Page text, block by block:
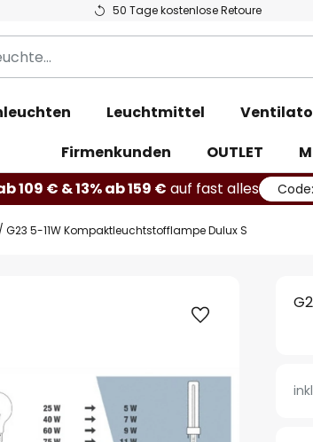
50 Tage kostenlose Retoure
Leuchtmittel
Firmenkunden
OUTLET
109 € & 13% ab 159 € auf fast alles Code:
G23 5-11W Kompaktleuchtstofflampe Dulux S